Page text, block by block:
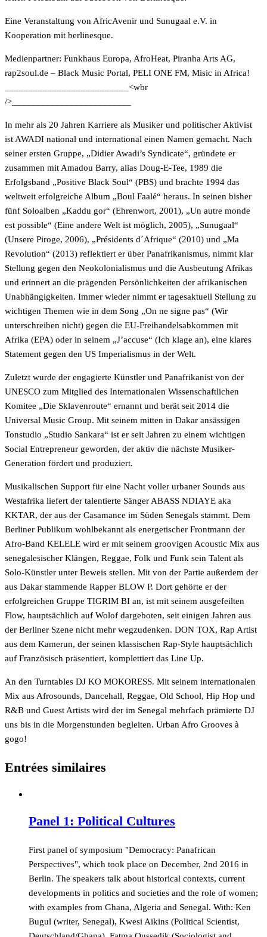
Eine Veranstaltung von AfricAvenir und Sunugaal e.V. in
Kooperation mit berlinesque.
Medienpartner: Funkhaus Europa, AfroHeat, Piranha Arts AG,
rap2soul.de – Black Music Portal, PELI ONE FM, Misic in Africa!
__________________________<wbr
/>_________________________
In mehr als 20 Jahren Karriere als Musiker und politischer Aktivist
ist AWADI national und international einen Namen gemacht. Nach
seiner ersten Gruppe, „Didier Awadi’s Syndicate“, gründete er
zusammen mit Amadou Barry, alias Doug-E-Tee, 1989 die
Erfolgsband „Positive Black Soul“ (PBS) und brachte 1994 das
weltweit erfolgreiche Album „Boul Faalé“ heraus. In seinen bisher
fünf Soloalben „Kaddu gor“ (Ehrenwort, 2001), „Un autre monde
est possible“ (Eine andere Welt ist möglich, 2005), „Sunugaal“
(Unsere Piroge, 2006), „Présidents d´Afrique“ (2010) und „Ma
Revolution“ (2013) reflektiert er über Panafrikanismus, nimmt klar
Stellung gegen den Neokolonialismus und die Ausbeutung Afrikas
und erinnert an die prägenden Persönlichkeiten der afrikanischen
Unabhängigkeiten. Immer wieder nimmt er tagesaktuell Stellung zu
wichtigen Themen wie in dem Song „On ne signe pas“ (Wir
unterschreiben nicht) gegen die EU-Freihandelsabkommen mit
Afrika (EPA) oder in seinem „J’accuse“ (Ich klage an), eine klares
Statement gegen den US Imperialismus in der Welt.
Zuletzt wurde der engagierte Künstler und Panafrikanist von der
UNESCO zum Mitglied des Internationalen Wissenschaftlichen
Komitee „Die Sklavenroute“ ernannt und berät seit 2014 die
Universal Music Group. Mit seinem mitten in Dakar ansässigen
Tonstudio „Studio Sankara“ ist er seit Jahren zu einem wichtigen
Social Entrepreneur geworden, der aktiv die nächste Musiker-
Generation fördert und produziert.
Musikalischen Support für eine Nacht voller urbaner Sounds aus
Westafrika liefert der talentierte Sänger ABASS NDIAYE aka
KKTAR, der aus der Casamance im Süden Senegals stammt. Dem
Berliner Publikum wohlbekannt als energetischer Frontmann der
Afro-Band KELELE wird er mit seinem groovigen Acoustic Mix aus
senegalesischer Klängen, Reggae, Folk und Funk sein Talent als
Solo-Künstler unter Beweis stellen. Mit von der Partie außerdem der
aus Dakar stammende Rapper BLOW P. Dort gehörte er der
erfolgreichen Gruppe TIGRIM BI an, ist mit seinem ausgefeilten
Flow, hauptsächlich auf Wolof dargeboten, seit einigen Jahren aus
der Berliner Szene nicht mehr wegzudenken. DON TOX, Rap Artist
aus dem Kamerun, der seinen klassischen Rap-Style hauptsächlich
auf Französisch präsentiert, komplettiert das Line Up.
An den Turntables DJ KO MOKORESS. Mit seinem internationalen
Mix aus Afrosounds, Dancehall, Reggae, Old School, Hip Hop und
R&B und Guest Artists wird der im Senegal mehrfach prämierte DJ
uns bis in die Morgenstunden begleiten. Urban Afro Grooves à
gogo!
Entrées similaires
Panel 1: Political Cultures
First panel of symposium "Democracy: Panafrican
Perspectives", which took place on December, 2nd 2016 in
Berlin. The speakers talk about historical contexts, current
developments in politics and societies and the role of women;
with examples from Ghana, Algeria and Senegal. With: Ken
Bugul (writer, Senegal), Kwesi Aikins (Political Scientist,